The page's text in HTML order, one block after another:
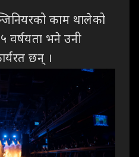
काम थालेको
वर्षयता भने उनी
छन् ।